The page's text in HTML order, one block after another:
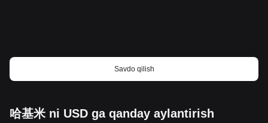
Savdo qilish
哈基米 ni USD ga qanday aylantirish